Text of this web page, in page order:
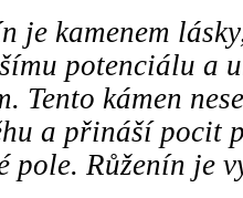
je kamenem
potenciálu a
Tento kámen
a přináší pocit
pole. Růženín je